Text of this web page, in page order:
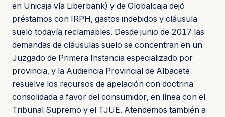
en Unicaja vía Liberbank) y de Globalcaja dejó
préstamos con IRPH, gastos indebidos y cláusula
suelo todavía reclamables. Desde junio de 2017 las
demandas de cláusulas suelo se concentran en un
Juzgado de Primera Instancia especializado por
provincia, y la Audiencia Provincial de Albacete
resuelve los recursos de apelación con doctrina
consolidada a favor del consumidor, en línea con el
Tribunal Supremo y el TJUE. Atendemos también a